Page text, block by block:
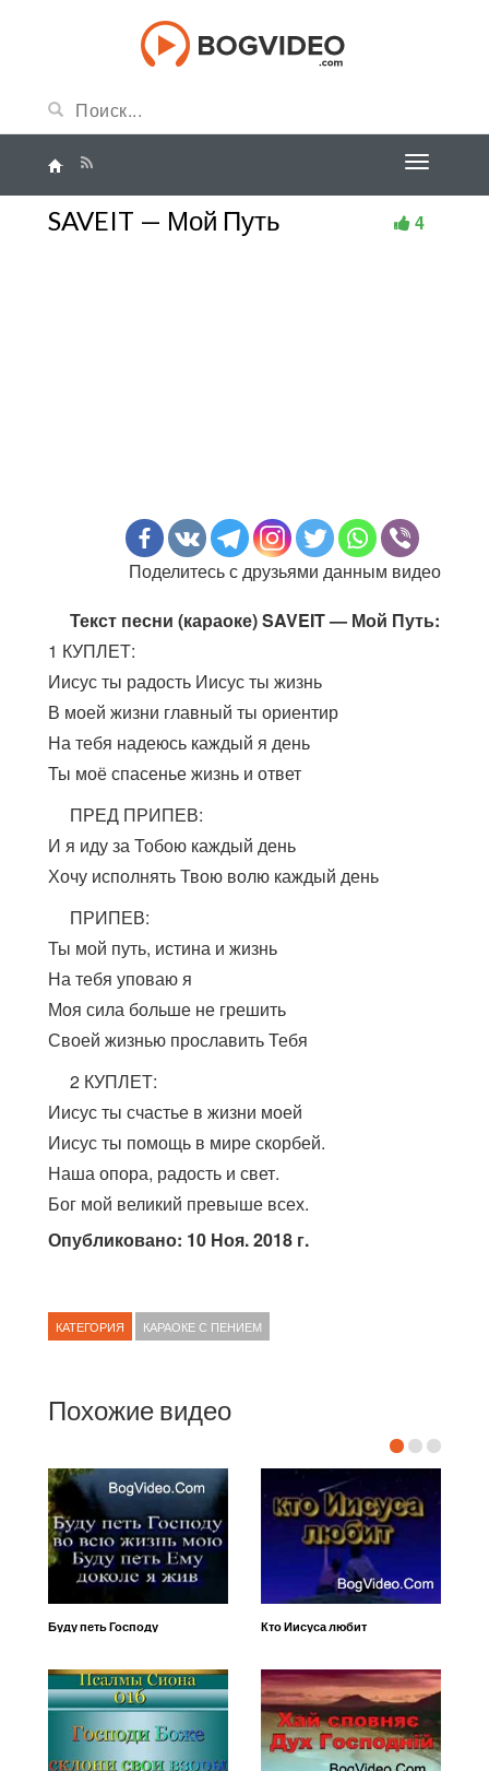
SAVEIT — Мой Путь 4
Поделитесь с друзьями данным видео
Текст песни (караоке) SAVEIT — Мой Путь:
1 КУПЛЕТ:
Иисус ты радость Иисус ты жизнь
В моей жизни главный ты ориентир
На тебя надеюсь каждый я день
Ты моё спасенье жизнь и ответ
ПРЕД ПРИПЕВ:
И я иду за Тобою каждый день
Хочу исполнять Твою волю каждый день
ПРИПЕВ:
Ты мой путь, истина и жизнь
На тебя уповаю я
Моя сила больше не грешить
Своей жизнью прославить Тебя
2 КУПЛЕТ:
Иисус ты счастье в жизни моей
Иисус ты помощь в мире скорбей.
Наша опора, радость и свет.
Бог мой великий превыше всех.
Опубликовано: 10 Ноя. 2018 г.
КАТЕГОРИЯ КАРАОКЕ С ПЕНИЕМ
Похожие видео
Буду петь Господу Кто Иисуса любит